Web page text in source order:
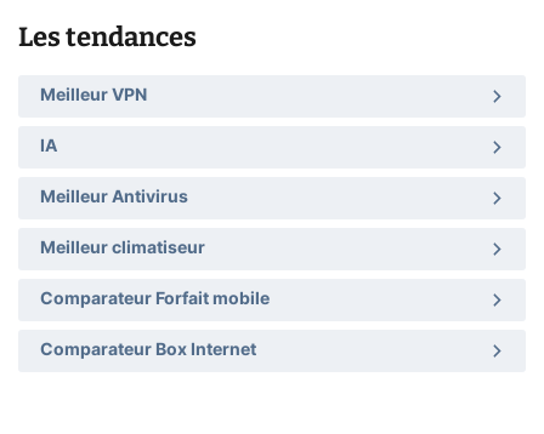
Les tendances
Meilleur VPN
IA
Meilleur Antivirus
Meilleur climatiseur
Comparateur Forfait mobile
Comparateur Box Internet